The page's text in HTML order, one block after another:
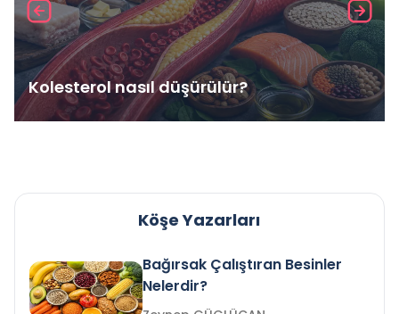
Kolesterol nasıl düşürülür?
Köşe Yazarları
Bağırsak Çalıştıran Besinler
Nelerdir?